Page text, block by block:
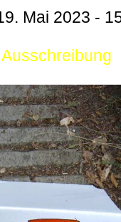
Mai 2023 -
Ausschreibung